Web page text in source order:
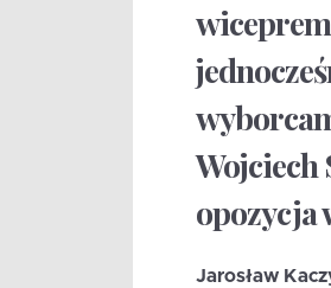
Wojciech
opozycja
Jarosław